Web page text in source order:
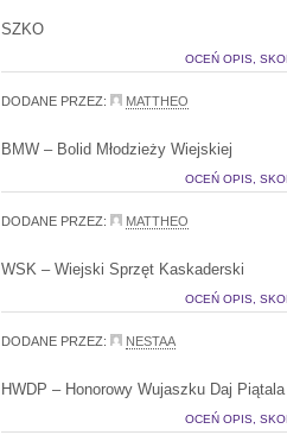
SZKO
OCEŃ OPIS,
DODANE PRZEZ: MATTHEO
BMW – Bolid Młodzieży Wiejskiej
OCEŃ OPIS,
DODANE PRZEZ: MATTHEO
WSK – Wiejski Sprzęt Kaskaderski
OCEŃ OPIS,
DODANE PRZEZ: NESTAA
HWDP – Honorowy Wujaszku Daj Piątala
OCEŃ OPIS,